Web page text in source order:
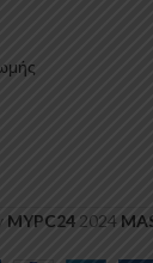
MYPC242024